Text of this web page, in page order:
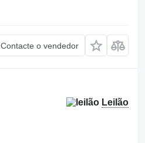
Contacte o vendedor
Leilão